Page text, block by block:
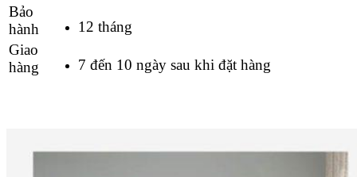
Bảo
hành
12 tháng
Giao
hàng
7 đến 10 ngày sau khi đặt hàng